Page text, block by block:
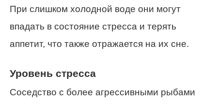
При слишком холодной воде они могут
впадать в состояние стресса и терять
аппетит, что также отражается на их сне.
Уровень стресса
Соседство с более агрессивными рыбами